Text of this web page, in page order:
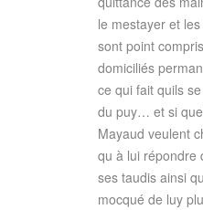
le mestayer et
sont point
domiciliés
ce qui fait quils
du puy… et si
Mayaud veulent
qu à lui répondre
ses taudis ainsi
mocqué de luy